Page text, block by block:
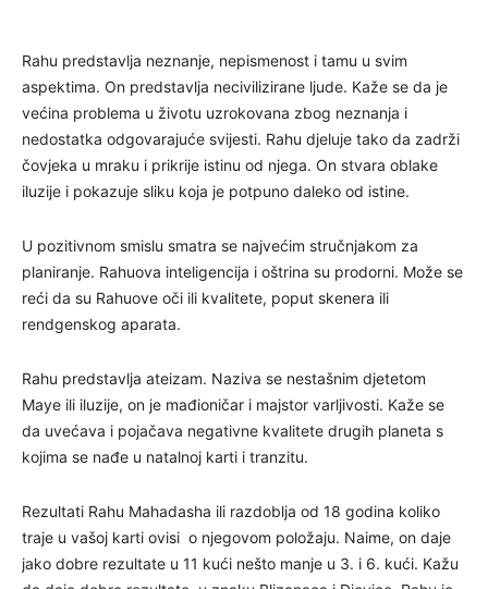
Rahu predstavlja neznanje, nepismenost i tamu u svim
aspektima. On predstavlja necivilizirane ljude. Kaže se da je
većina problema u životu uzrokovana zbog neznanja i
nedostatka odgovarajuće svijesti. Rahu djeluje tako da zadrži
čovjeka u mraku i prikrije istinu od njega. On stvara oblake
iluzije i pokazuje sliku koja je potpuno daleko od istine.
U pozitivnom smislu smatra se najvećim stručnjakom za
planiranje. Rahuova inteligencija i oštrina su prodorni. Može se
reći da su Rahuove oči ili kvalitete, poput skenera ili
rendgenskog aparata.
Rahu predstavlja ateizam. Naziva se nestašnim djetetom
Maye ili iluzije, on je mađioničar i majstor varljivosti. Kaže se
da uvećava i pojačava negativne kvalitete drugih planeta s
kojima se nađe u natalnoj karti i tranzitu.
Rezultati Rahu Mahadasha ili razdoblja od 18 godina koliko
traje u vašoj karti ovisi o njegovom položaju. Naime, on daje
jako dobre rezultate u 11 kući nešto manje u 3. i 6. kući. Kažu